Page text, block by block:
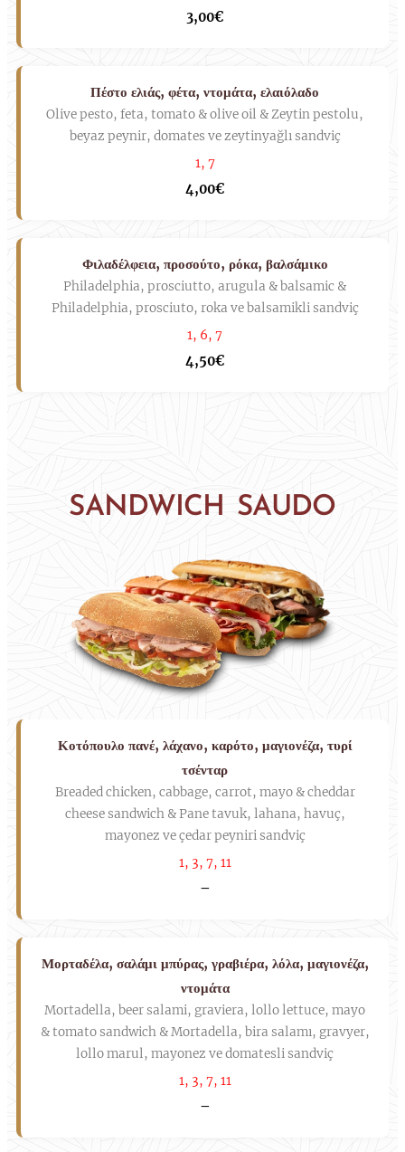
3,00€
Πέστο ελιάς, φέτα, ντομάτα, ελαιόλαδο
Olive pesto, feta, tomato & olive oil & Zeytin pestolu,
beyaz peynir, domates ve zeytinyağlı sandviç
1, 7
4,00€
Φιλαδέλφεια, προσούτο, ρόκα, βαλσάμικο
Philadelphia, prosciutto, arugula & balsamic &
Philadelphia, prosciuto, roka ve balsamikli sandviç
1, 6, 7
4,50€
SANDWICH SAUDO
Κοτόπουλο πανέ, λάχανο, καρότο, μαγιονέζα, τυρί
τσένταρ
Breaded chicken, cabbage, carrot, mayo & cheddar
cheese sandwich & Pane tavuk, lahana, havuç,
mayonez ve çedar peyniri sandviç
1, 3, 7, 11
–
Μορταδέλα, σαλάμι μπύρας, γραβιέρα, λόλα, μαγιονέζα,
ντομάτα
Mortadella, beer salami, graviera, lollo lettuce, mayo
& tomato sandwich & Mortadella, bira salamı, gravyer,
lollo marul, mayonez ve domatesli sandviç
1, 3, 7, 11
–